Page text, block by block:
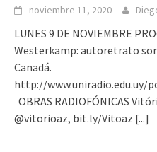
noviembre 11, 2020
LUNES 9 DE NOVIEMBRE
Westerkamp: autoretrato
Canadá.
http://www.uniradio.edu.uy/
OBRAS RADIOFÓNICAS
@vitorioaz, bit.ly/Vitoaz [...]